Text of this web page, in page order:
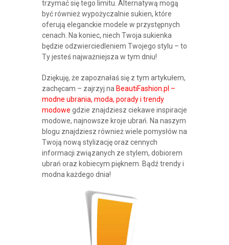
trzymać się tego limitu. Alternatywą mogą
być również wypożyczalnie sukien, które
oferują eleganckie modele w przystępnych
cenach. Na koniec, niech Twoja sukienka
będzie odzwierciedleniem Twojego stylu – to
Ty jesteś najważniejsza w tym dniu!
Dziękuję, że zapoznałaś się z tym artykułem,
zachęcam – zajrzyj na BeautiFashion.pl –
modne ubrania, moda, porady i trendy
modowe gdzie znajdziesz ciekawe inspiracje
modowe, najnowsze kroje ubrań. Na naszym
blogu znajdziesz również wiele pomysłów na
Twoją nową stylizację oraz cennych
informacji związanych ze stylem, dobiorem
ubrań oraz kobiecym pięknem. Bądź trendy i
modna każdego dnia!